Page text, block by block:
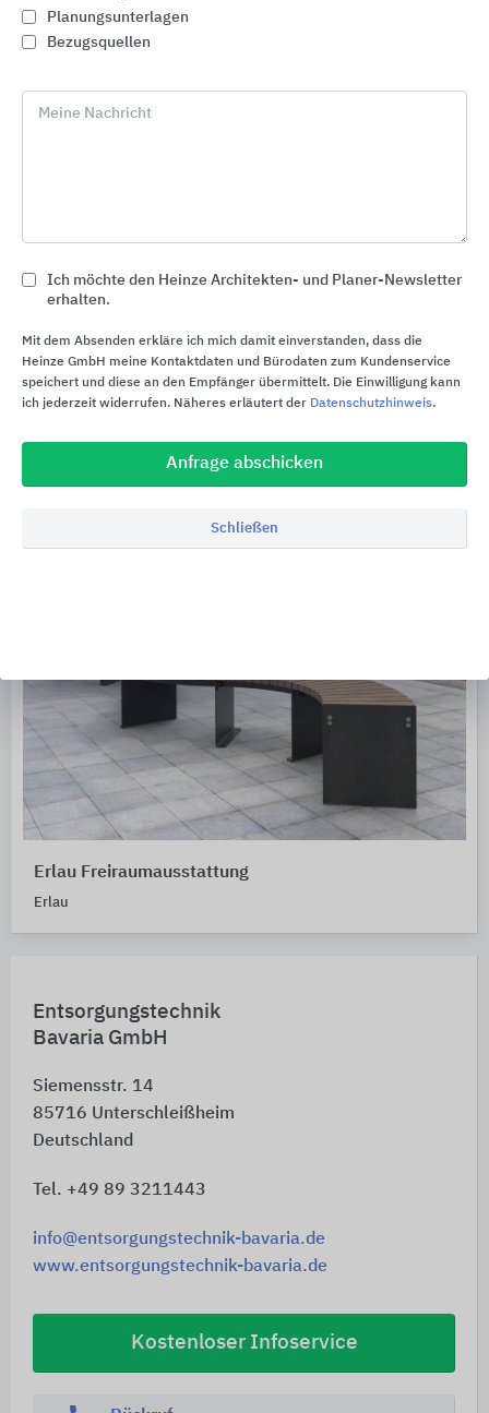
Entsorgungstechnik
Bavaria GmbH
Siemensstr. 14
85716 Unterschleißheim
Deutschland
Tel. +49 89 3211443
info@entsorgungstechnik-bavaria.de
www.entsorgungstechnik-bavaria.de
Kostenloser Infoservice
CWS MediLine Waschraumausstattungen
CWS Hygiene Deutschland
Erlau Freiraumausstattung
Erlau
Planungsunterlagen
Bezugsquellen
Meine Nachricht
Ich möchte den Heinze Architekten- und Planer-Newsletter
erhalten.
Mit dem Absenden erkläre ich mich damit einverstanden, dass die
Heinze GmbH meine Kontaktdaten und Bürodaten zum Kundenservice
speichert und diese an den Empfänger übermittelt. Die Einwilligung kann
ich jederzeit widerrufen. Näheres erläutert der Datenschutzhinweis.
Anfrage abschicken
Schließen